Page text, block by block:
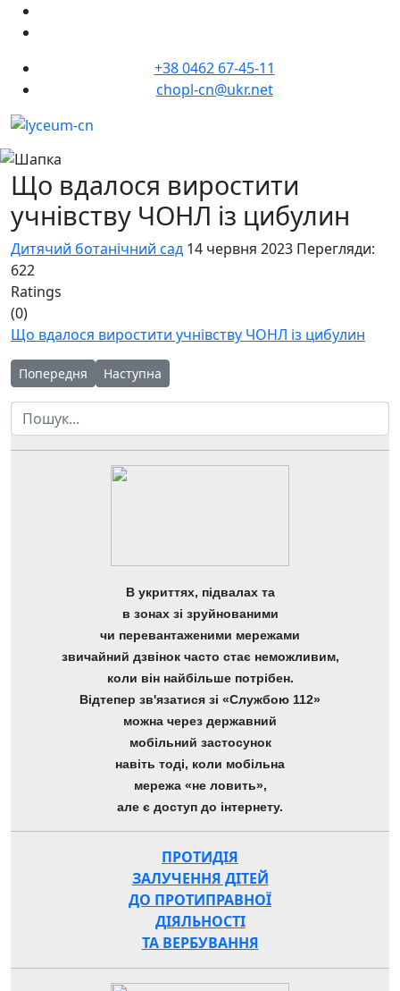
+38 0462 67-45-11
chopl-cn@ukr.net
Що вдалося виростити
учнівству ЧОНЛ із цибулин
Дитячий ботанічний сад 14 червня 2023 Перегляди:
622
Ratings
(0)
Що вдалося виростити учнівству ЧОНЛ із цибулин
Попередня стаття: Проєкти, виконані на базі Дитячого
Попередня Наступна стаття: Продовжується формування
Наступна
Пошук
В укриттях, підвалах та
в зонах зі зруйнованими
чи перевантаженими мережами
звичайний дзвінок часто стає неможливим,
коли він найбільше потрібен.
Відтепер зв'язатися зі «Службою 112»
можна через державний
мобільний застосунок
навіть тоді, коли мобільна
мережа «не ловить»,
але є доступ до інтернету.
ПРОТИДІЯ
ЗАЛУЧЕННЯ ДІТЕЙ
ДО ПРОТИПРАВНОЇ
ДІЯЛЬНОСТІ
ТА ВЕРБУВАННЯ